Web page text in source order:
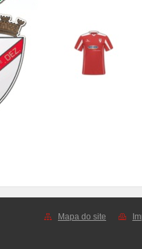
Mapa do site